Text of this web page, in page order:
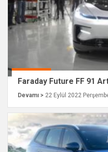
Faraday Future FF 91
Devamı > 22 Eylül 2022